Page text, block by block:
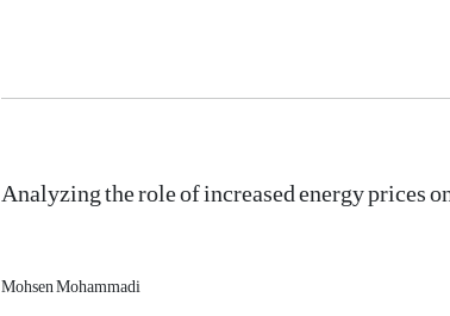
Analyzing the role of increased energy prices
Mohsen Mohammadi